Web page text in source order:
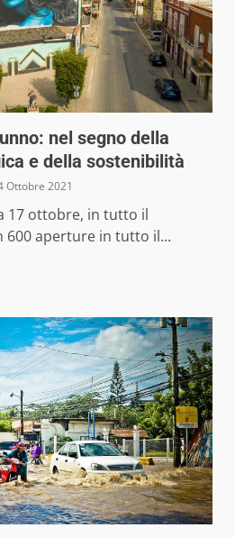
nel segno della
e della sostenibilità
Ottobre 2021
17 ottobre, in tutto il
aperture in tutto il...